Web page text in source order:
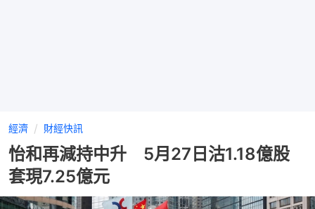
經濟 財經快訊
怡和再減持中升 5月27日沽1.18億股
套現7.25億元